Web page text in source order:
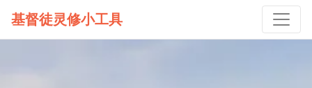
基督徒灵修小工具